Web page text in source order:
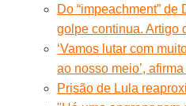
Do “impeachment”
golpe continua. Artigo
‘Vamos lutar com
ao nosso meio’,
Prisão de Lula